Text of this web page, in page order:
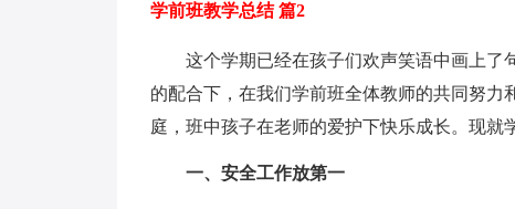
学前班教学总结 篇2
这个学期已经在孩子们欢声笑语中画上了
的配合下，在我们学前班全体教师的共同努
庭，班中孩子在老师的爱护下快乐成长。现就
一、安全工作放第一